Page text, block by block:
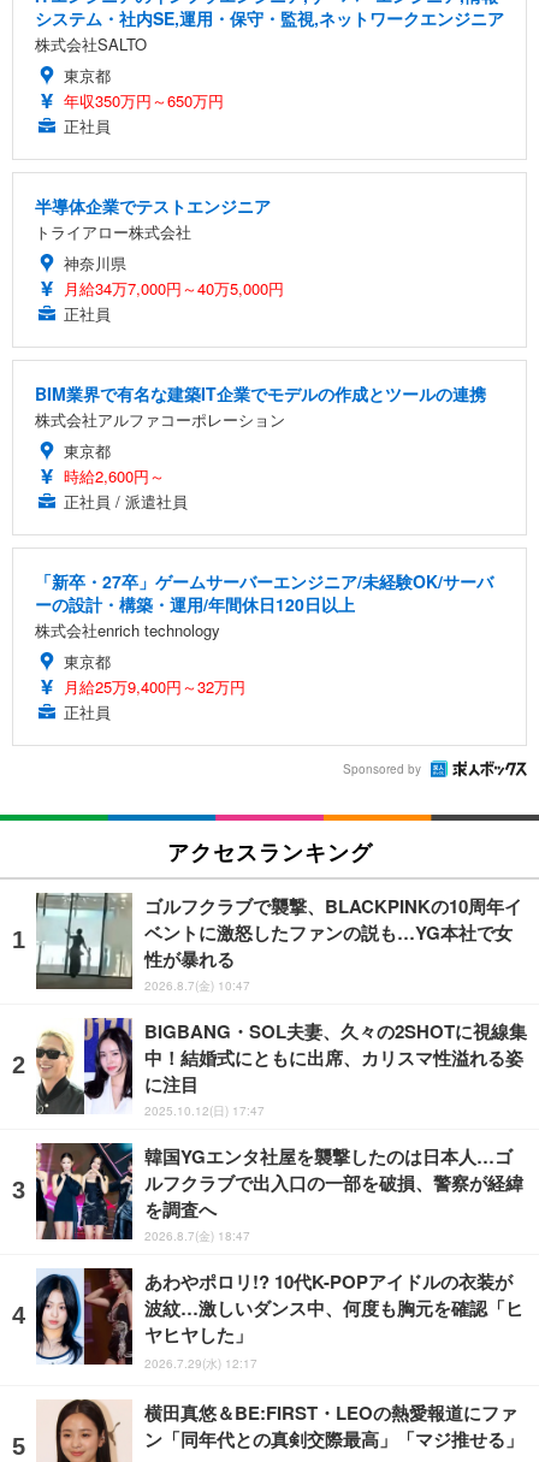
システム・社内SE,運用・保守・監視,ネットワークエンジニア
株式会社SALTO
東京都
年収350万円～650万円
正社員
半導体企業でテストエンジニア
トライアロー株式会社
神奈川県
月給34万7,000円～40万5,000円
正社員
BIM業界で有名な建築IT企業でモデルの作成とツールの連携
株式会社アルファコーポレーション
東京都
時給2,600円～
正社員 / 派遣社員
「新卒・27卒」ゲームサーバーエンジニア/未経験OK/サーバ
ーの設計・構築・運用/年間休日120日以上
株式会社enrich technology
東京都
月給25万9,400円～32万円
正社員
Sponsored by
アクセスランキング
ゴルフクラブで襲撃、BLACKPINKの10周年イ
ベントに激怒したファンの説も…YG本社で女
性が暴れる
2026.8.7(金) 10:47
BIGBANG・SOL夫妻、久々の2SHOTに視線集
中！結婚式にともに出席、カリスマ性溢れる姿
に注目
2025.10.12(日) 17:47
韓国YGエンタ社屋を襲撃したのは日本人…ゴ
ルフクラブで出入口の一部を破損、警察が経緯
を調査へ
2026.8.7(金) 18:47
あわやポロリ!? 10代K-POPアイドルの衣装が
波紋…激しいダンス中、何度も胸元を確認「ヒ
ヤヒヤした」
2026.7.29(水) 12:17
横田真悠＆BE:FIRST・LEOの熱愛報道にファ
ン「同年代との真剣交際最高」「マジ推せる」